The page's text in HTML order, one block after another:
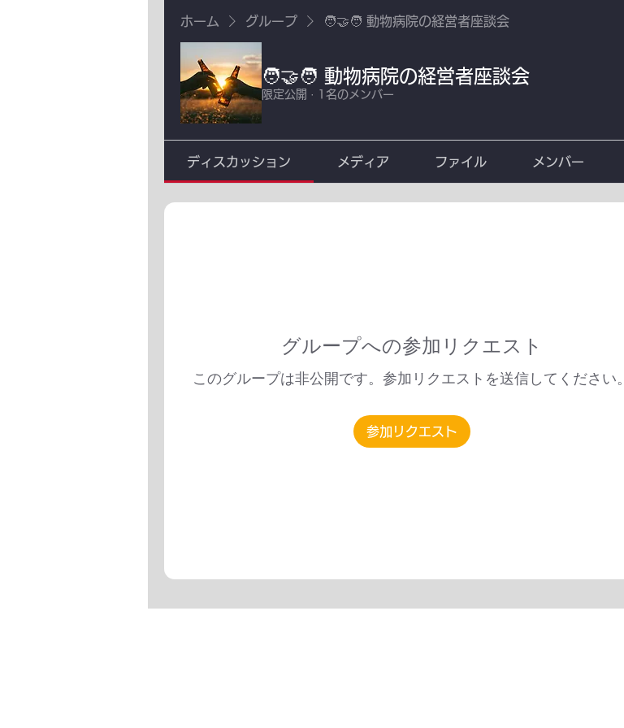
ホーム グループ 🧑‍🤝‍🧑 動物病院の経営者座談会
🧑‍🤝‍🧑 動物病院の経営者座談会
限定公開 · 1名のメンバー
ディスカッション メディア ファイル メンバー
グループへの参加リクエスト
このグループは非公開です。参加リクエストを送信してください。
参加リクエスト